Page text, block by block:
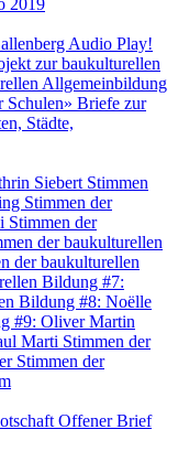
2019
Audio Play!
zur baukulturellen
Allgemeinbildung
Schulen» Briefe zur
Städte,
Siebert Stimmen
Stimmen der
Stimmen der
der baukulturellen
der baukulturellen
Bildung #7:
Bildung #8: Noëlle
#9: Oliver Martin
Marti Stimmen der
Stimmen der
Offener Brief